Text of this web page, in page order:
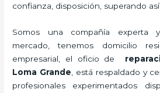
confianza, disposición, superando
Somos una compañía experta
mercado, tenemos domicilio
empresarial, el oficio de
Loma Grande , está respaldado y
profesionales experimentados